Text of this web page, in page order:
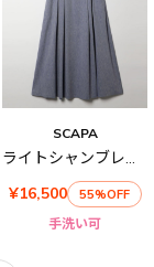
SCAPA
ライトシャンブレースカート
¥16,500
55%OFF
手洗い可